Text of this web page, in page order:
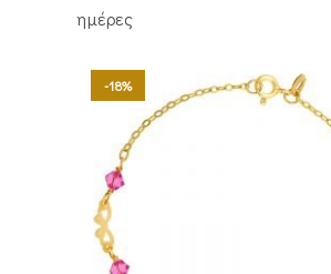
ημέρες
-18%